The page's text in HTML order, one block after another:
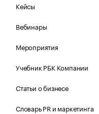
Кейсы
Вебинары
Мероприятия
Учебник РБК Компании
Статьи о бизнесе
Словарь PR и маркетинга